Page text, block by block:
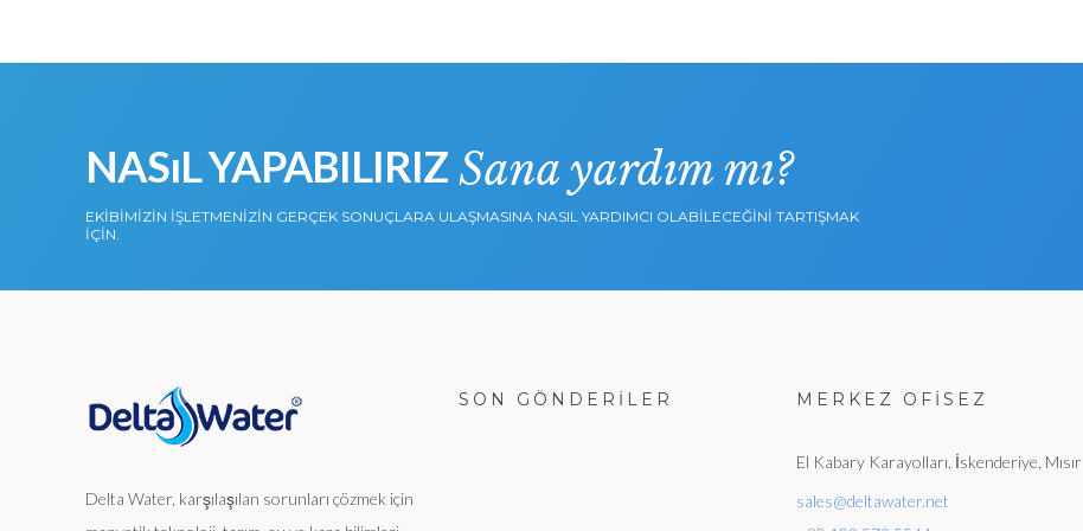
NASıL YAPABILIRIZ Sana yardım mı?
EKIBIMIZIN IŞLETMENIZIN GERÇEK SONUÇLARA ULAŞMASINA NASIL YARDIMCI OLABILECEĞINI TARTIŞMAK
IÇIN.
Delta Water, karşılaşılan sorunları çözmek için
SON GÖNDERİLER MERKEZ OFISEZ
El Kabary Karayolları, İskenderiye, Mısır
sales@deltawater.net